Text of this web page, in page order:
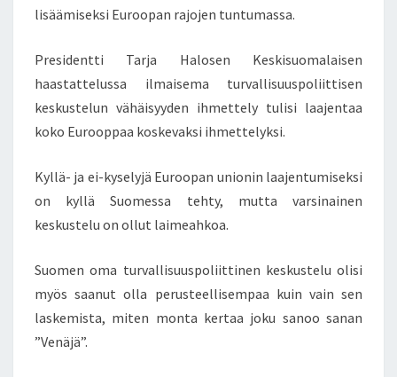
I
I
S
A
D
E
U
I
U
S
S
lisäämiseksi Euroopan rajojen tuntumassa.
Presidentti Tarja Halosen Keskisuomalaisen
haastattelussa ilmaisema turvallisuuspoliittisen
keskustelun vähäisyyden ihmettely tulisi laajentaa
koko Eurooppaa koskevaksi ihmettelyksi.
Kyllä- ja ei-kyselyjä Euroopan unionin laajentumiseksi
on kyllä Suomessa tehty, mutta varsinainen
keskustelu on ollut laimeahkoa.
Suomen oma turvallisuuspoliittinen keskustelu olisi
myös saanut olla perusteellisempaa kuin vain sen
laskemista, miten monta kertaa joku sanoo sanan
”Venäjä”.